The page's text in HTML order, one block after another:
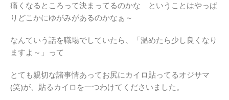
痛くなるところって決まってるのかな ということはやっぱ
りどこかにゆがみがあるのかなぁ～
なんていう話を職場でしていたら、「温めたら少し良くなり
ますよ～」って
とても親切な諸事情あってお尻にカイロ貼ってるオジサマ
(笑)が、貼るカイロを一つわけてくださいました。